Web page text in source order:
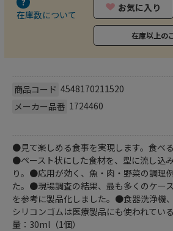
在庫数について
お気に入り
在庫以上の
商品コード 4548170211520
メーカー品番 1724460
●見て楽しめる食事を実現します。食べ
●ペースト状にした食材を、型に流し込
り。●応用が効く、魚・肉・野菜の調理
た。●現場調査の結果、最も多くのケー
を参考に製品化しました。●食器洗浄機
シリコンゴムは医療製品にも使われてい
量：30ml（1個）